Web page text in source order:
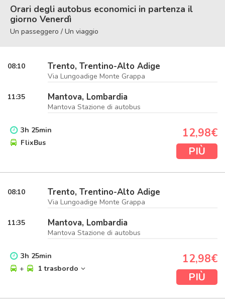
Orari degli autobus economici in partenza il
giorno Venerdì
Un passeggero / Un viaggio
08:10 Trento, Trentino-Alto Adige
Via Lungoadige Monte Grappa
11:35 Mantova, Lombardia
Mantova Stazione di autobus
3h 25min
FlixBus
12,98€
PIÙ
08:10 Trento, Trentino-Alto Adige
Via Lungoadige Monte Grappa
11:35 Mantova, Lombardia
Mantova Stazione di autobus
3h 25min
+
1 trasbordo
12,98€
PIÙ